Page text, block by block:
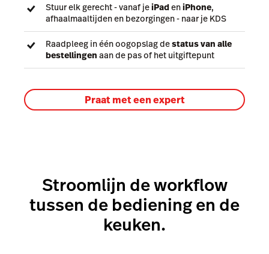
Stuur elk gerecht - vanaf jeiPadeniPhone,
afhaalmaaltijden en bezorgingen - naar je KDS
Raadpleeg in één oogopslag destatus van alle
bestellingen aan de pas of het uitgiftepunt
Praat met een expert
Stroomlijn de workflow
tussen de bediening en de
keuken.